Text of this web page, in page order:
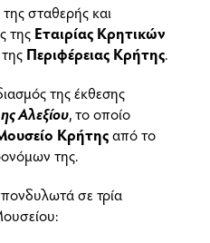
σταθερής και
της Εταιρίας Κρητικών
Περιφέρειας Κρήτης.
της έκθεσης
Αλεξίου, το οποίο
Κρήτηςαπό το
της.
σε τρία